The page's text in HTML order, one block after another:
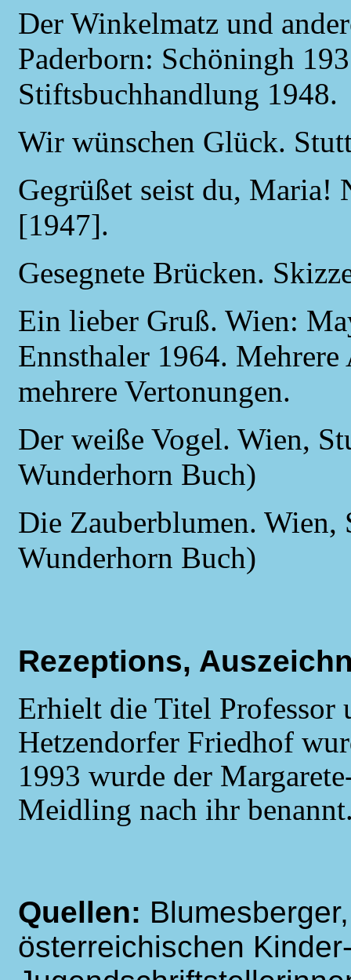
Der Winkelmatz und
Paderborn: Schöningh
Stiftsbuchhandlung 1948.
Wir wünschen Glück.
Gegrüßet seist du, Maria!
[1947].
Gesegnete Brücken.
Ein lieber Gruß. Wien:
Ennsthaler 1964.
mehrere Vertonungen.
Der weiße Vogel. Wien,
Wunderhorn Buch)
Die Zauberblumen.
Wunderhorn Buch)
Rezeptions,
Erhielt die Titel Professor
Hetzendorfer Friedhof
1993 wurde der
Meidling nach ihr
Quellen:
österreichischen